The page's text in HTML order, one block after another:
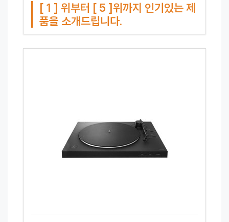
[ 1 ] 위부터 [ 5 ]위까지 인기있는 제
품을 소개드립니다.